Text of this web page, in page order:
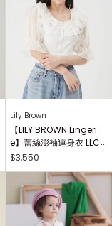
Lily Brown
【LILY BROWN Lingeri
e】蕾絲澎袖連身衣 LLCO
262503
$3,550